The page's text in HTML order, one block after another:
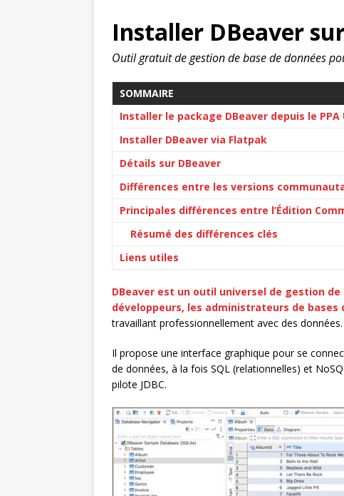
Installer DBeaver
Outil gratuit de gestion de base de données
SOMMAIRE
Installer le package DBeaver depuis le PPA
Installer DBeaver via Flatpak
Détails sur DBeaver
Différences entre les versions
Principales différences entre l’Édition
Résumé des différences clés
Liens utiles
DBeaver est un outil universel de gestion de
développeurs, les administrateurs de bases
travaillant professionnellement avec des données.
Il propose une interface graphique pour se
de données, à la fois SQL (relationnelles) et
pilote JDBC.